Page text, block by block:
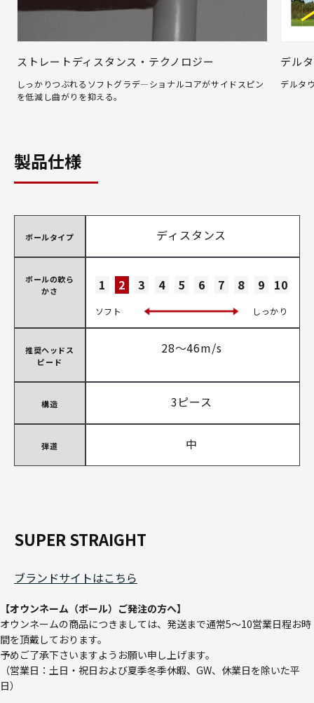
ストレートディスタンス・テクノロジー
しっかりつぶれるソフトグラデ―ショナルコアがサイドスピン
を低減し曲がりを抑える。
デル
デルタ
製品仕様
ボールタイプ ディスタンス
ボールの軟ら
かさ
1 2 3 4 5 6 7 8 9 10
ソフト しっかり
推奨ヘッドス
ピード
28～46m/s
構造 3ピース
弾道 中
SUPER STRAIGHT
ブランドサイトはこちら
【オウンネーム（ボール）ご発注の方へ】
オウンネームの商品につきましては、発送まで通常5～10営業日程お時
間を頂戴しております。
予めご了承下さいますようお願い申し上げます。
（営業日：土日・祝日および夏季冬季休暇、GW、休業日を除いた平
日）